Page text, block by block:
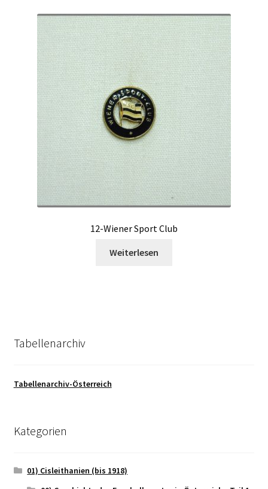
12-Wiener Sport Club
Weiterlesen
Tabellenarchiv
Tabellenarchiv-Österreich
Kategorien
01) Cisleithanien (bis 1918)